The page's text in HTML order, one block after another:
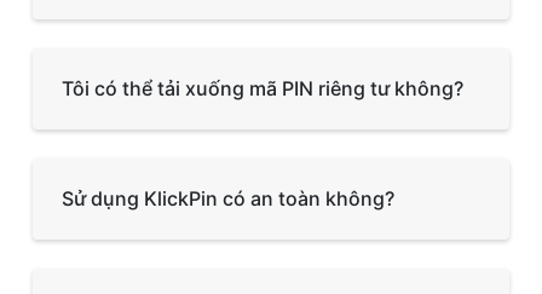
Tôi có thể tải xuống mã PIN riêng tư không?
Sử dụng KlickPin có an toàn không?